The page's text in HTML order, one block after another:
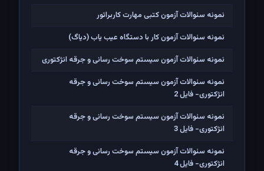
نمونه سئوالات آزمون کتبی مهارت کاربراتور
نمونه سئوالات آزمون کار با دستگاه عیب یاب (دیاگ)
نمونه سئوالات آزمون سیستم سوخت رسانی و جرقه انژکتوری
نمونه سئوالات آزمون سیستم سوخت رسانی و جرقه
انژکتوری- فایل 2
نمونه سئوالات آزمون سیستم سوخت رسانی و جرقه
انژکتوری- فایل 3
نمونه سئوالات آزمون سیستم سوخت رسانی و جرقه
انژکتوری- فایل 4